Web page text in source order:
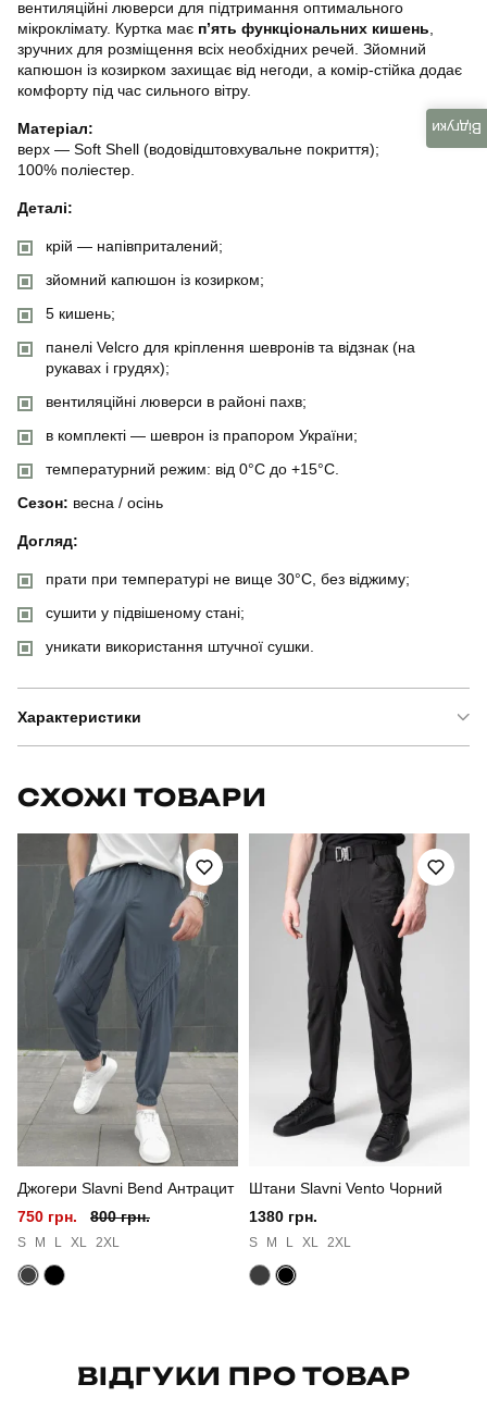
вентиляційні люверси для підтримання оптимального
мікроклімату. Куртка має п’ять функціональних кишень
зручних для розміщення всіх необхідних речей. Зйомний
капюшон із козирком захищає від негоди, а комір-стійка додає
комфорту під час сильного вітру.
Матеріал:
верх — Soft Shell (водовідштовхувальне покриття);
100% поліестер.
Деталі:
крій — напівприталений;
зйомний капюшон із козирком;
5 кишень;
панелі Velcro для кріплення шевронів та відзнак (на
рукавах і грудях);
вентиляційні люверси в районі пахв;
в комплекті — шеврон із прапором України;
температурний режим: від 0°C до +15°C.
Сезон: весна / осінь
Догляд:
прати при температурі не вище 30°C, без віджиму;
сушити у підвішеному стані;
уникати використання штучної сушки.
Характеристики
Артикул OWku1551Spx
Призначення для повсякденного носіння
Стать
повсякденний
Сезон
Колір піксель
Матеріал софтшел
Країна - виробник
СХОЖІ ТОВАРИ
Джогери Slavni Bend Антрацит
750 грн.
800 грн.
S M L XL 2XL
Штани Slavni Vento Чорний
1380 грн.
S M L XL 2XL
ВІДГУКИ ПРО ТОВАР
Відгуки